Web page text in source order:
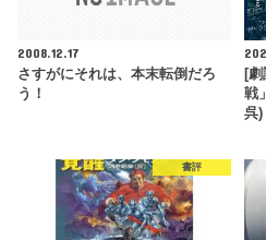
2008.12.17
さすがにそれは、本末転倒だろ
う！
[
戦
呉)
書評